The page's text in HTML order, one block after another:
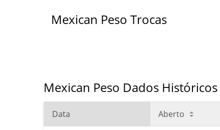
Mexican Peso Trocas
Mexican Peso Dados Históricos
Data Aberto